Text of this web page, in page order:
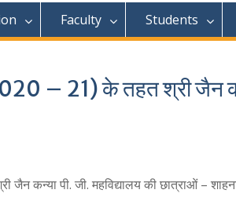
Faculty Students
– 21) के तहत श्री जैन
कन्या पी. जी. महविद्यालय की छात्राओं –